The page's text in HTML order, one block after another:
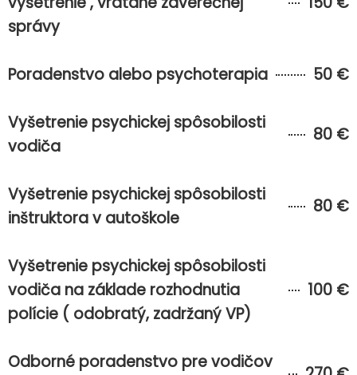
správy
Poradenstvo alebo psychoterapia 50 €
Vyšetrenie psychickej spôsobilosti
vodiča
80 €
Vyšetrenie psychickej spôsobilosti
inštruktora v autoškole
80 €
Vyšetrenie psychickej spôsobilosti
vodiča na základe rozhodnutia
polície ( odobratý, zadržaný VP)
100 €
Odborné poradenstvo pre vodičov